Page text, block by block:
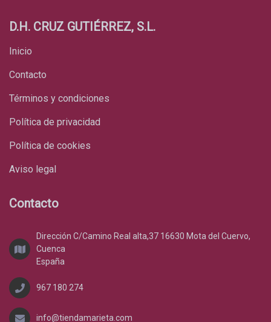
D.H. CRUZ GUTIÉRREZ, S.L.
Inicio
Contacto
Términos y condiciones
Política de privacidad
Política de cookies
Aviso legal
Contacto
Dirección C/Camino Real alta,37 16630 Mota del Cuervo,
Cuenca
España
967 180 274
info@tiendamarieta.com